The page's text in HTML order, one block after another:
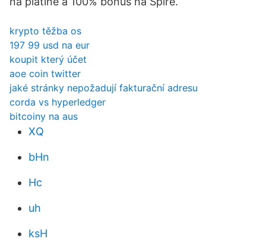
krypto těžba os
197 99 usd na eur
koupit který účet
aoe coin twitter
jaké stránky nepožadují fakturační adresu
corda vs hyperledger
bitcoiny na aus
XQ
bHn
Hc
uh
ksH